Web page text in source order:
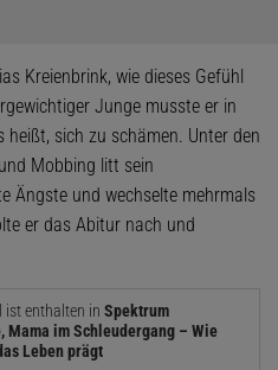
Kreienbrink, wie dieses Gefühl
Junge musste er in
heißt, sich zu schämen. Unter den
Mobbing litt sein
Ängste und wechselte mehrmals
er das Abitur nach und
ist enthalten in Spektrum
Mama im Schleudergang – Wie
Leben prägt